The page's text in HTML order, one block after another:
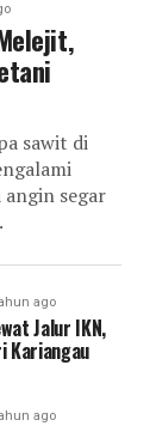
sawit di
segar
ago
Jalur IKN,
Kariangau
ago